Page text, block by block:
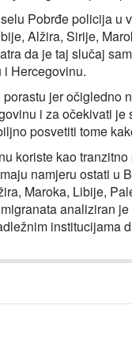
Pobrđe policija u
Alžira, Sirije,
da je taj slučaj
i Hercegovinu.
porastu jer
i za očekivati
posvetiti tome
koriste kao
namjeru ostati u
Maroka, Libije,
analiziran
institucijama